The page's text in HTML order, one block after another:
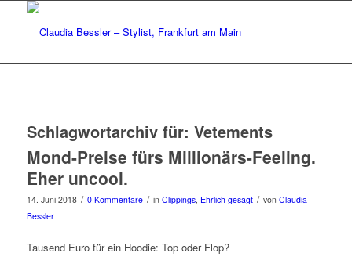
Schlagwortarchiv für: Vetements
Mond-Preise fürs Millionärs-Feeling.
Eher uncool.
14. Juni 2018 / 0 Kommentare / in Clippings, Ehrlich gesagt / von Claudia
Bessler
Tausend Euro für ein Hoodie: Top oder Flop?